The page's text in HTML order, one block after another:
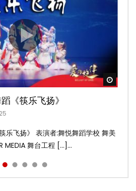
《筷乐飞扬》
乐飞扬》 表演者:舞悦舞蹈学校 舞美
MEDIA 舞台工程 […]...
《乌兰巴托的夜》
兰巴托的夜》 表演者:飞扬舞蹈团 舞
MEDIA 舞台工 […]...
舞《雨后》
雨后》 表演者:洪杰舞蹈学院 舞美灯
舞台工程： […]...
舞蹈《水的女儿》
《水的女儿》 表演者:洪杰舞蹈学院
MEDIA 舞台 […]...
《十八焕蝶》
八焕蝶》 表演者:舞悦舞蹈学校 舞美
MEDIA 舞台工程 […]...